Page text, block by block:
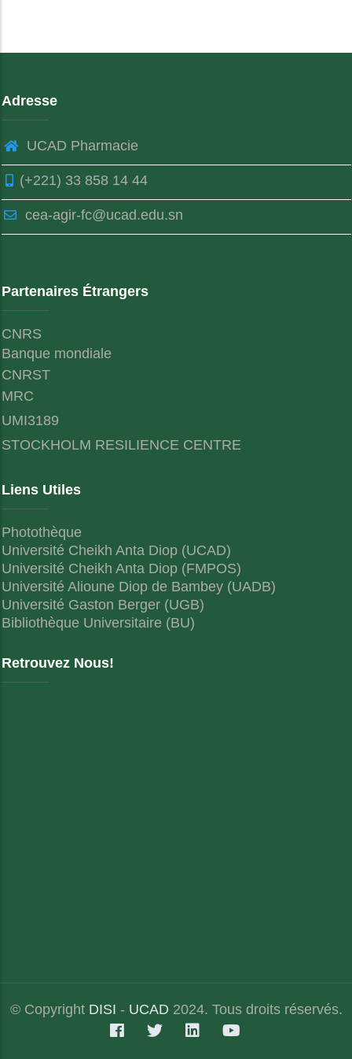
Adresse
UCAD Pharmacie
(+221) 33 858 14 44
cea-agir-fc@ucad.edu.sn
Partenaires Étrangers
CNRS
Banque mondiale
CNRST
MRC
UMI3189
STOCKHOLM RESILIENCE CENTRE
Liens Utiles
Photothèque
Université Cheikh Anta Diop (UCAD)
Université Cheikh Anta Diop (FMPOS)
Université Alioune Diop de Bambey (UADB)
Université Gaston Berger (UGB)
Bibliothèque Universitaire (BU)
Retrouvez Nous!
© Copyright DISI - UCAD 2024. Tous droits réservés.